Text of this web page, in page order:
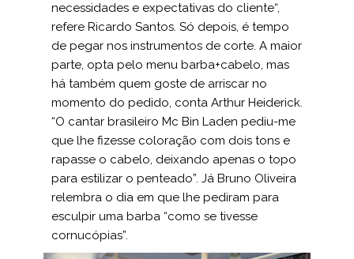
necessidades e expectativas do cliente“,
refere Ricardo Santos. Só depois, é tempo
de pegar nos instrumentos de corte. A maior
parte, opta pelo menu barba+cabelo, mas
há também quem goste de arriscar no
momento do pedido, conta Arthur Heiderick.
“O cantar brasileiro Mc Bin Laden pediu-me
que lhe fizesse colo­ração com dois tons e
rapasse o cabelo, deixando apenas o topo
para estilizar o penteado”. Já Bruno Oliveira
relembra o dia em que lhe pediram para
esculpir uma barba “como se tivesse
cornucópias”.